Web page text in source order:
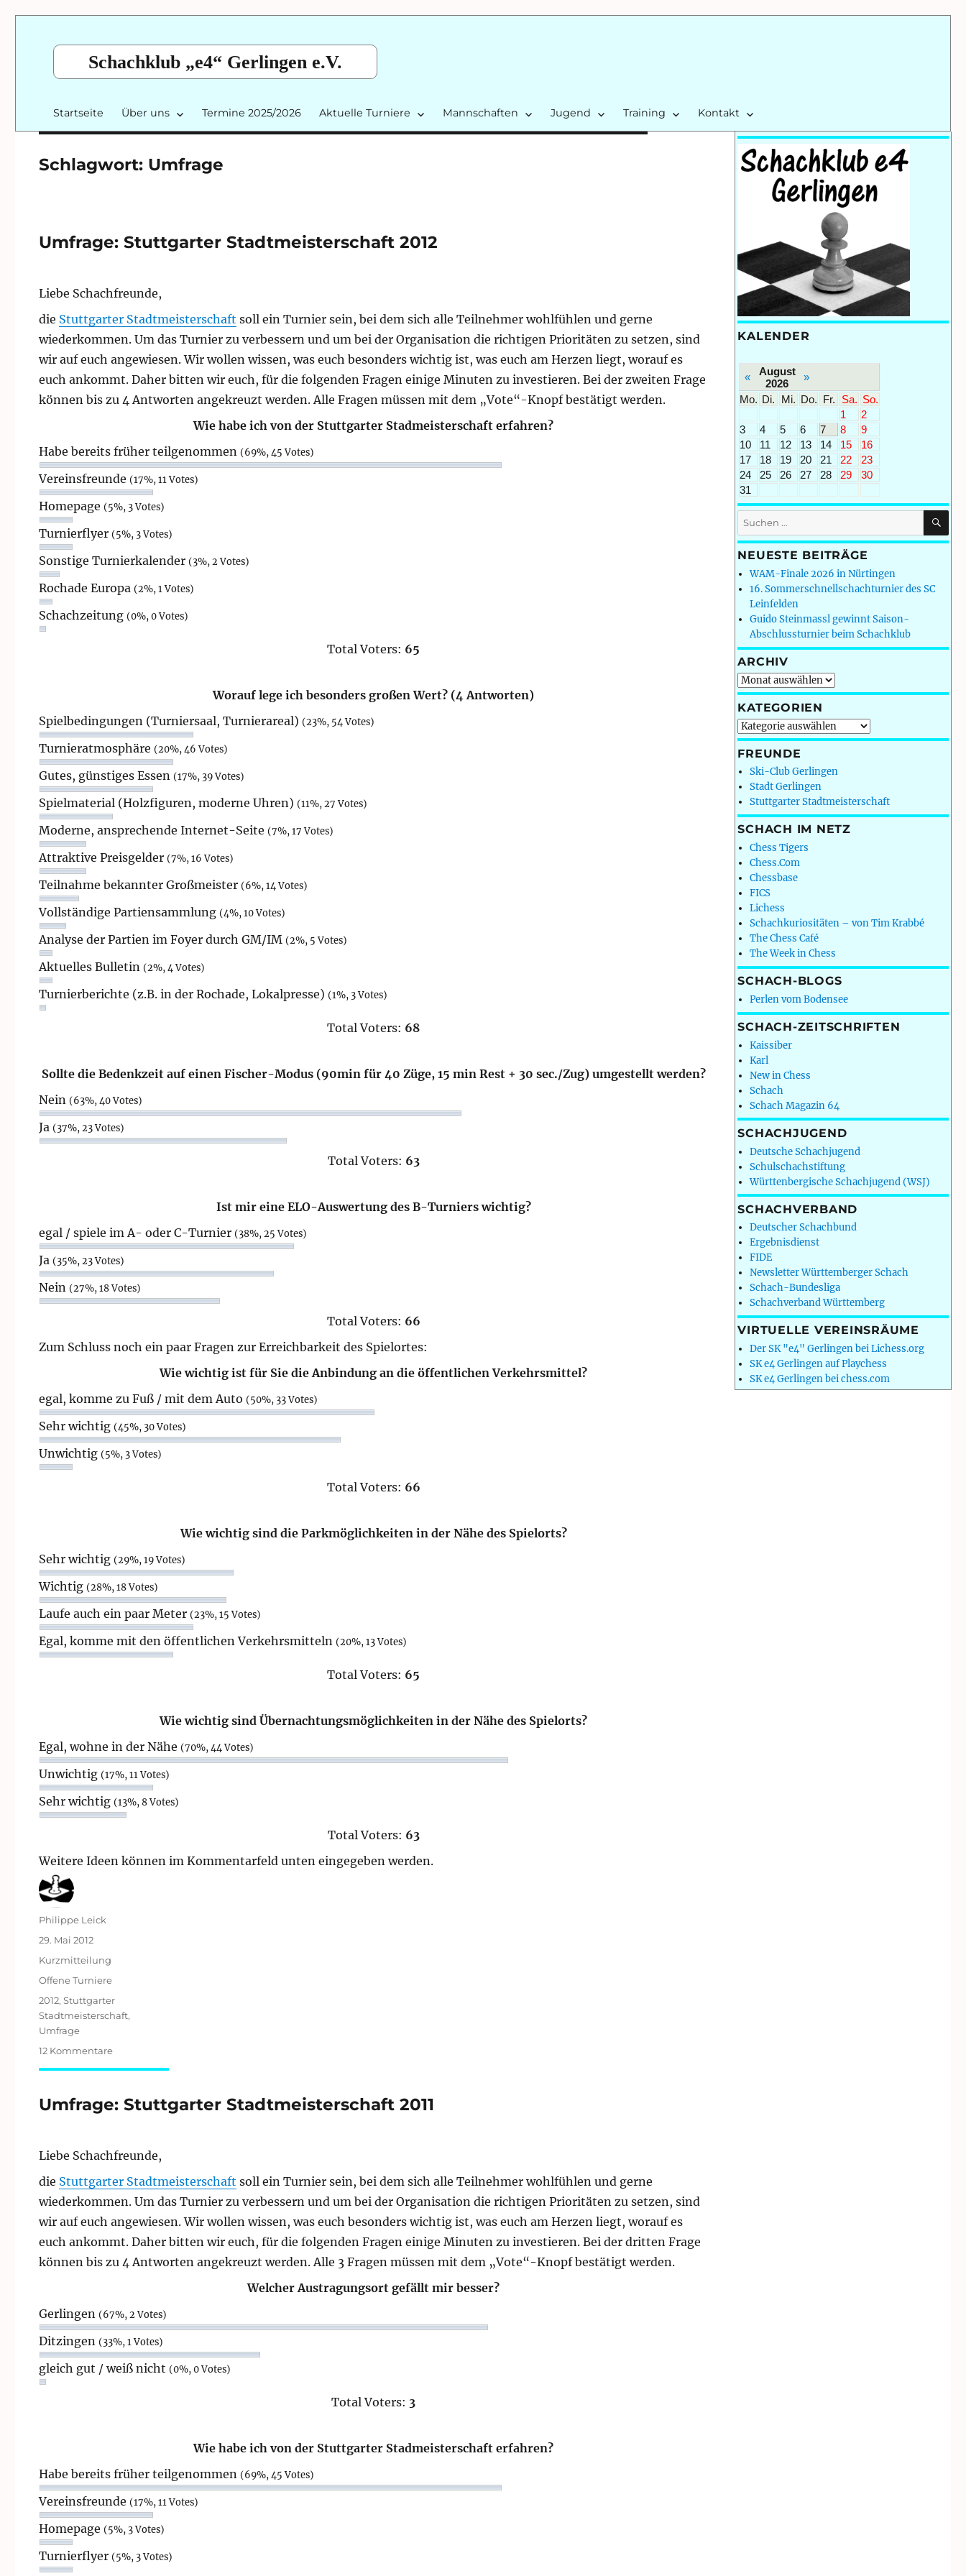
Schachklub „e4“ Gerlingen e.V.
Startseite Über uns Termine 2025/2026 Aktuelle Turniere Mannschaften Jugend Training Kontakt
Schlagwort: Umfrage
Umfrage: Stuttgarter Stadtmeisterschaft 2012
Liebe Schachfreunde,
die Stuttgarter Stadtmeisterschaft soll ein Turnier sein, bei dem sich alle Teilnehmer wohlfühlen und gerne
wiederkommen. Um das Turnier zu verbessern und um bei der Organisation die richtigen Prioritäten zu setzen, sind
wir auf euch angewiesen. Wir wollen wissen, was euch besonders wichtig ist, was euch am Herzen liegt, worauf es
euch ankommt. Daher bitten wir euch, für die folgenden Fragen einige Minuten zu investieren. Bei der zweiten Frage
können bis zu 4 Antworten angekreuzt werden. Alle Fragen müssen mit dem „Vote“-Knopf bestätigt werden.
Wie habe ich von der Stuttgarter Stadmeisterschaft erfahren?
Habe bereits früher teilgenommen (69%, 45 Votes)
Vereinsfreunde (17%, 11 Votes)
Homepage (5%, 3 Votes)
Turnierflyer (5%, 3 Votes)
Sonstige Turnierkalender (3%, 2 Votes)
Rochade Europa (2%, 1 Votes)
Schachzeitung (0%, 0 Votes)
Total Voters: 65
Worauf lege ich besonders großen Wert? (4 Antworten)
Spielbedingungen (Turniersaal, Turnierareal) (23%, 54 Votes)
Turnieratmosphäre (20%, 46 Votes)
Gutes, günstiges Essen (17%, 39 Votes)
Spielmaterial (Holzfiguren, moderne Uhren) (11%, 27 Votes)
Moderne, ansprechende Internet-Seite (7%, 17 Votes)
Attraktive Preisgelder (7%, 16 Votes)
Teilnahme bekannter Großmeister (6%, 14 Votes)
Vollständige Partiensammlung (4%, 10 Votes)
Analyse der Partien im Foyer durch GM/IM (2%, 5 Votes)
Aktuelles Bulletin (2%, 4 Votes)
Turnierberichte (z.B. in der Rochade, Lokalpresse) (1%, 3 Votes)
Total Voters: 68
Sollte die Bedenkzeit auf einen Fischer-Modus (90min für 40 Züge, 15 min Rest + 30 sec./Zug) umgestellt werden?
Nein (63%, 40 Votes)
Ja (37%, 23 Votes)
Total Voters: 63
Ist mir eine ELO-Auswertung des B-Turniers wichtig?
egal / spiele im A- oder C-Turnier (38%, 25 Votes)
Ja (35%, 23 Votes)
Nein (27%, 18 Votes)
Total Voters: 66
Zum Schluss noch ein paar Fragen zur Erreichbarkeit des Spielortes:
Wie wichtig ist für Sie die Anbindung an die öffentlichen Verkehrsmittel?
egal, komme zu Fuß / mit dem Auto (50%, 33 Votes)
Sehr wichtig (45%, 30 Votes)
Unwichtig (5%, 3 Votes)
Total Voters: 66
Wie wichtig sind die Parkmöglichkeiten in der Nähe des Spielorts?
Sehr wichtig (29%, 19 Votes)
Wichtig (28%, 18 Votes)
Laufe auch ein paar Meter (23%, 15 Votes)
Egal, komme mit den öffentlichen Verkehrsmitteln (20%, 13 Votes)
Total Voters: 65
Wie wichtig sind Übernachtungsmöglichkeiten in der Nähe des Spielorts?
Egal, wohne in der Nähe (70%, 44 Votes)
Unwichtig (17%, 11 Votes)
Sehr wichtig (13%, 8 Votes)
Total Voters: 63
Weitere Ideen können im Kommentarfeld unten eingegeben werden.
Autor
Philippe Leick
Veröffentlicht
29. Mai 2012
Format
Kurzmitteilung
Kategorien
Offene Turniere
Schlagwörter
2012, Stuttgarter
Stadtmeisterschaft,
Umfrage
12 Kommentarezu
2012
Umfrage: Stuttgarter Stadtmeisterschaft 2011
Liebe Schachfreunde,
die Stuttgarter Stadtmeisterschaft soll ein Turnier sein, bei dem sich alle Teilnehmer wohlfühlen und gerne
wiederkommen. Um das Turnier zu verbessern und um bei der Organisation die richtigen Prioritäten zu setzen, sind
wir auf euch angewiesen. Wir wollen wissen, was euch besonders wichtig ist, was euch am Herzen liegt, worauf es
euch ankommt. Daher bitten wir euch, für die folgenden Fragen einige Minuten zu investieren. Bei der dritten Frage
können bis zu 4 Antworten angekreuzt werden. Alle 3 Fragen müssen mit dem „Vote“-Knopf bestätigt werden.
Welcher Austragungsort gefällt mir besser?
Gerlingen (67%, 2 Votes)
Ditzingen (33%, 1 Votes)
gleich gut / weiß nicht (0%, 0 Votes)
Total Voters: 3
Wie habe ich von der Stuttgarter Stadmeisterschaft erfahren?
Habe bereits früher teilgenommen (69%, 45 Votes)
Vereinsfreunde (17%, 11 Votes)
Homepage (5%, 3 Votes)
Turnierflyer (5%, 3 Votes)
KALENDER
«
August
2026
»
Mo. Di. Mi. Do. Fr. Sa. So.
1
2
3
4 5 6 7 8
9
10
11 12 13 14 15
16
17
18 19 20 21 22
23
24
25 26 27 28 29
30
31
Suchen
nach:
NEUESTE BEITRÄGE
WAM-Finale 2026 in Nürtingen
16. Sommerschnellschachturnier des SC
Leinfelden
Guido Steinmassl gewinnt Saison-
Abschlussturnier beim Schachklub
ARCHIV
Archiv
KATEGORIEN
Kategorien
FREUNDE
Ski-Club Gerlingen
Stadt Gerlingen
Stuttgarter Stadtmeisterschaft
SCHACH IM NETZ
Chess Tigers
Chess.Com
Chessbase
FICS
Lichess
Schachkuriositäten – von Tim Krabbé
The Chess Café
The Week in Chess
SCHACH-BLOGS
Perlen vom Bodensee
SCHACH-ZEITSCHRIFTEN
Kaissiber
Karl
New in Chess
Schach
Schach Magazin 64
SCHACHJUGEND
Deutsche Schachjugend
Schulschachstiftung
Württenbergische Schachjugend (WSJ)
SCHACHVERBAND
Deutscher Schachbund
Ergebnisdienst
FIDE
Newsletter Württemberger Schach
Schach-Bundesliga
Schachverband Württemberg
VIRTUELLE VEREINSRÄUME
Der SK "e4" Gerlingen bei Lichess.org
SK e4 Gerlingen auf Playchess
SK e4 Gerlingen bei chess.com